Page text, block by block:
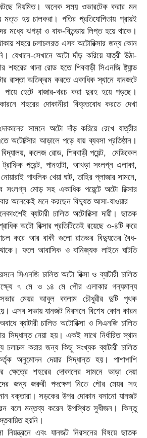
নিয়মিত। অনেক সময় ওভারটেক করার মন
মত্ত হয় চালকরা। গতির প্রতিযোগিতায় প্রায়ই
মধ্যে ঝগড়া ও বাক-বিতন্ডায় লিপ্ত হয়ে থাকে।
শহরে চলাচলরত এসব অটোরিক্সার জন্য কোন
যেখানে-সেখানে অটো দাঁড় করিয়ে যাত্রী উঠা-
থানা রোড হতে শিববাড়ী সিএনজি ষ্ট্যান্ড
রাস্তা অতিক্রম করতে একাধিক স্থানে যানজটে
পায়ে হেটে বাজার-খরচ করা দুরহ হয়ে পড়ছে।
শহরের দোকানীরা বিব্রতবোধ করতে দেখা
দোকানের সামনে অটো দাঁড় করিয়ে রেখে যাত্রীর
অটোক্সিার আড়ালে পড়ে যায় ব্যবসা প্রতিষ্ঠান।
বিদ্যালয়, কলেজ রোড, শিববাড়ী পয়েন্ট, মেডিকেল
পয়েন্ট, পানহাটা, আখড়া সংলগ্ন এলাকা,
নোয়ারাই পাবলিক খেয়া ঘাট, তাহির প্লাজার সামনে,
সংলগ্ন মোড় সহ একাধিক পয়েন্টে অটো রিক্সার
অনেকেই মনে করছেন বিদ্যুত আসা-যাওয়ার
ব্যাটারী চালিত অটোরিক্সা দায়ী। ছাতক
অটো রিক্সার প্রতিটিতেই রয়েছে ৩-৪টি করে
করে আর বাকী গুলো রাতভর বিদ্যুতের বৈধ-
থাকে। ফলে আবাসিক ও বানিজ্যক লাইনে ঘাটতি
সিএনজি চালিত অটো রিক্সা ও ব্যাটারী চালিত
লক্ষ্যে ৭ মে ও ১৪ মে পৌর এলাকার গন্যমান্য
মেয়র আবুল কালাম চৌধুরীর দুটি পৃথক
এসব সভায় যানজট নিরসনে বিশেষ কোন কারন
ব্যাটারী চালিত অটোরিক্সা ও সিএনজি চালিত
সিদ্ধান্ত নেয়া হয়। একই সাথে নির্ধারিত স্থান
চলাচল করার জন্য কিছু সংখ্যক ব্যাটারী চালিত
অনুমোদন দেয়ার সিদ্ধান্ত হয়। পাশাপাশি
শহরের দোকানের সামনে ভাড়া দেয়া
জন্য জরুরী পদক্ষেপ নিতে পৌর মেয়র সহ
বক্তারা। সড়কের উপর দোকান বসানো যানজট
বলে মন্তব্য করেন উপস্থিত সুধীজন। কিন্তু
হয়নি।
নিয়ন্ত্রনে এবং যানজট নিরসনের বিষয়ে ছাতক